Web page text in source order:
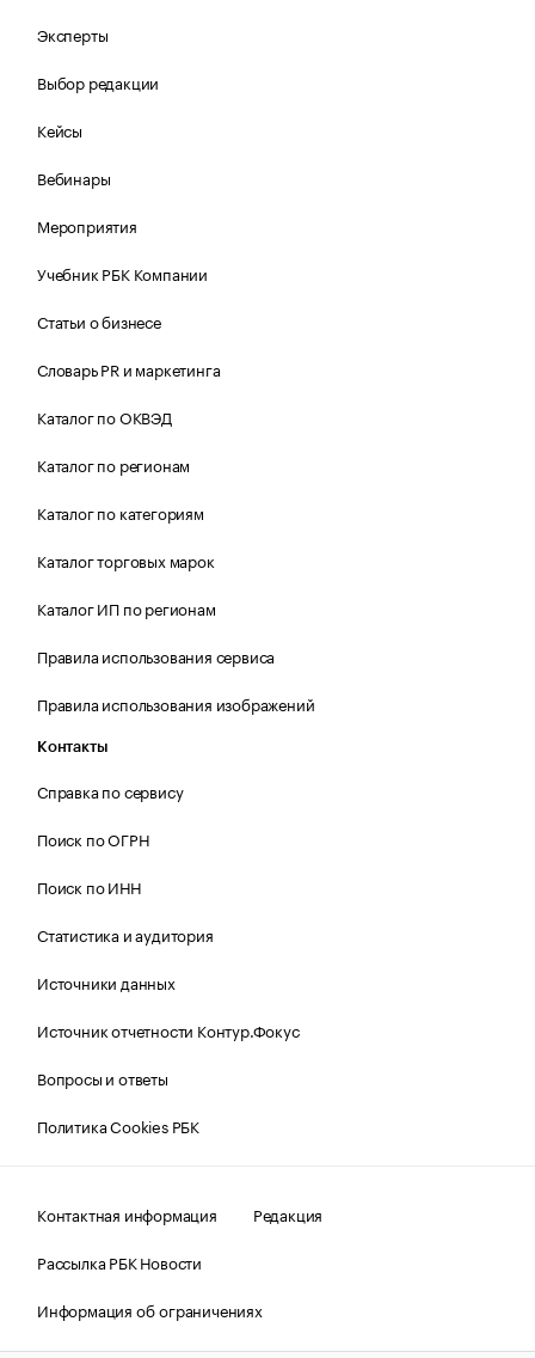
Эксперты
Выбор редакции
Кейсы
Вебинары
Мероприятия
Учебник РБК Компании
Статьи о бизнесе
Словарь PR и маркетинга
Каталог по ОКВЭД
Каталог по регионам
Каталог по категориям
Каталог торговых марок
Каталог ИП по регионам
Правила использования сервиса
Правила использования изображений
Контакты
Справка по сервису
Поиск по ОГРН
Поиск по ИНН
Статистика и аудитория
Источники данных
Источник отчетности Контур.Фокус
Вопросы и ответы
Политика Cookies РБК
Контактная информация
Редакция
Рассылка РБК Новости
Информация об ограничениях